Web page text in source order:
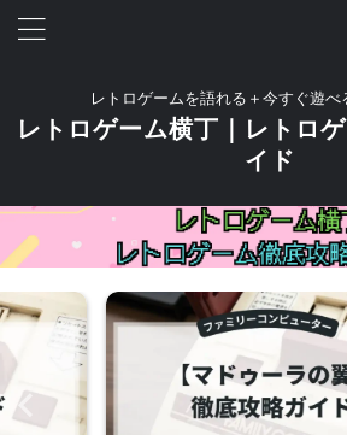
レトロゲームを語れる＋今すぐ遊べ
レトロゲーム横丁｜レトロ
イド